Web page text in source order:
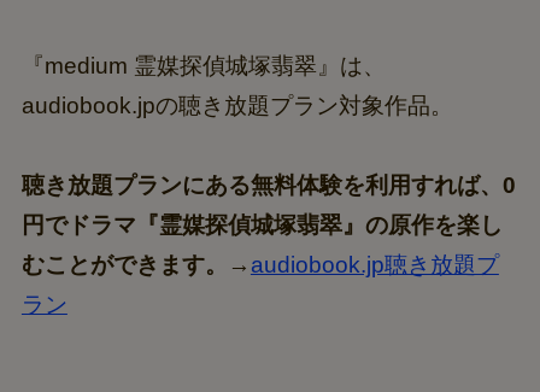
『medium 霊媒探偵城塚翡翠』は、
audiobook.jpの聴き放題プラン対象作品。
聴き放題プランにある無料体験を利用すれば、0
円でドラマ『霊媒探偵城塚翡翠』の原作を楽し
むことができます。
→ audiobook.jp聴き放題プ
ラン